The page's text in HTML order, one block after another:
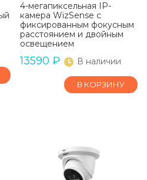
4-мегапиксельная IP-
камера WizSense с
фиксированным фокусным
расстоянием и двойным
освещением
13590 ₽ В наличии
В КОРЗИНУ